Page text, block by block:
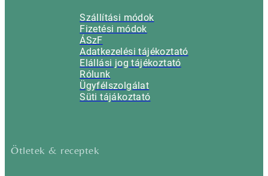
Szállítási módok
Fizetési módok
ÁSzF
Adatkezelési tájékoztató
Elállási jog tájékoztató
Rólunk
Ügyfélszolgálat
Süti tájákoztató
Ötletek & receptek